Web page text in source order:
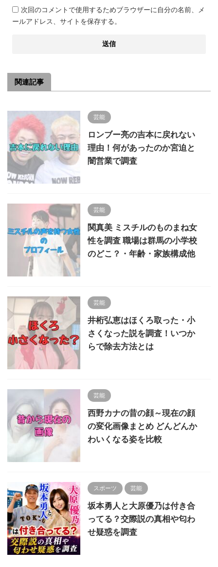
次回のコメントで使用するためブラウザーに自分の名前、メ
ールアドレス、サイトを保存する。
関連記事
芸能
ロンブー亮の吉本に戻れない
理由！何があったのか宮迫と
闇営業で調査
芸能
関真美 ミスチルのものまね女
性を調査 職場は群馬の小学校
のどこ？・年齢・家族構成他
芸能
井桁弘恵はほくろ取った・小
さくなった説を調査！いつか
らで除去方法とは
芸能
西野カナの昔の顔～現在の顔
の変化画像まとめ どんどんか
わいくなる姿を比較
スポーツ 芸能
坂本勇人と大原優乃は付き合
ってる？交際説の真相や匂わ
せ疑惑を調査